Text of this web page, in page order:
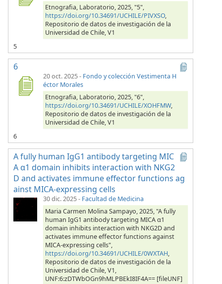
Etnografia, Laboratorio, 2025, "5",
https://doi.org/10.34691/UCHILE/PIVXSO,
Repositorio de datos de investigación de la
Universidad de Chile, V1
5
6
20 oct. 2025- Fondo y colección Vestimenta H
éctor Morales
Etnografia, Laboratorio, 2025, "6",
https://doi.org/10.34691/UCHILE/XOHFMW,
Repositorio de datos de investigación de la
Universidad de Chile, V1
6
A fully human IgG1 antibody targeting MIC
A α1 domain inhibits interaction with NKG2
D and activates immune effector functions ag
ainst MICA-expressing cells
30 dic. 2025- Facultad de Medicina
Maria Carmen Molina Sampayo, 2025, "A fully
human IgG1 antibody targeting MICA α1
domain inhibits interaction with NKG2D and
activates immune effector functions against
MICA-expressing cells",
https://doi.org/10.34691/UCHILE/0WXTAH,
Repositorio de datos de investigación de la
Universidad de Chile, V1,
UNF:6:zDTWbOGn9hMLPBEkI8IF4A== [fileUNF]